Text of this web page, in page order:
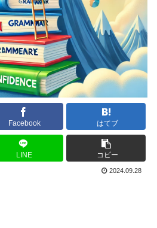
Facebook はてブ
LINE コピー
2024.09.28